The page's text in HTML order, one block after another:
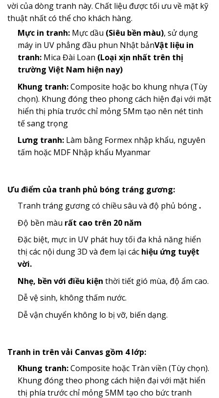
vời của dòng tranh này. Chất liệu được tối ưu về mặt kỹ
thuật nhất có thể cho khách hàng.
Mực in tranh:Mực dầu (Siêu bền màu), sử dụng
máy in UV phẳng đầu phun Nhật bảnVật liệu in
tranh:Mica Đài Loan (Loại xịn nhất trên thị
trường Việt Nam hiện nay)
Khung tranh:Composite hoặc bo khung nhựa (Tùy
chọn). Khung đóng theo phong cách hiện đại với mặt
hiển thị phía trước chỉ mỏng 5Mm tạo nên nét tinh
tế sang trọng
Lưng tranh:Làm bằng Formex nhập khẩu, nguyên
tấm hoặc MDF Nhập khẩu Myanmar
Ưu điểm của tranh phủ bóng tráng gương:
Tranh tráng gương có chiều sâu và độ phủ bóng .
Độ bền màu rất cao trên 20 năm
Đặc biệt, mực in UV phát huy tối đa khả năng hiển
thị các nội dung 3D và đem lại các hiệu ứng tuyệt
vời.
Nhẹ, bền với điều kiện thời tiết gió mùa, độ ẩm cao.
Dễ vệ sinh, không thấm nước.
Dễ vận chuyển không lo bị vỡ, biến dạng.
Tranh in trên vải Canvas gồm 4 lớp:
Khung tranh:Composite hoặc Tràn viền (Tùy chọn).
Khung đóng theo phong cách hiện đại với mặt hiển
thị phía trước chỉ mỏng 5MM tạo cho bức tranh